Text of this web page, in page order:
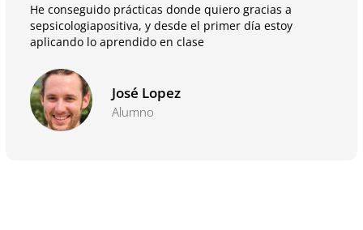
He conseguido prácticas donde quiero gracias a
sepsicologiapositiva, y desde el primer día estoy
aplicando lo aprendido en clase
José Lopez
Alumno